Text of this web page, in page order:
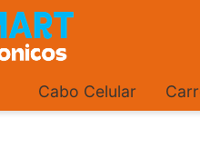
Cabo Celular